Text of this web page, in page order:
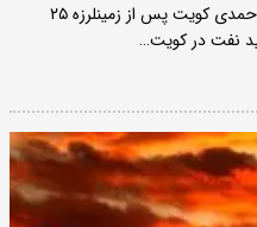
زلزله ۱۵ اردیبهشت ۱۴۰۵ در نزدیکی بندر احمدی کویت پس از زمینلرزه ۲۵